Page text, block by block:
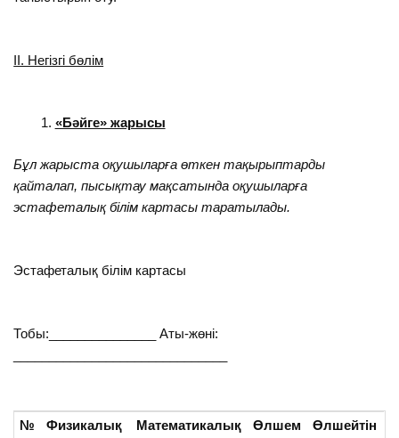
ІІ. Негізгі бөлім
«Бәйге» жарысы
Бұл жарыста оқушыларға өткен тақырыптарды
қайталап, пысықтау мақсатында оқушыларға
эстафеталық білім картасы таратылады.
Эстафеталық білім картасы
Тобы:_______________ Аты-жөні:
№
Физикалық
Математикалық
Өлшем
Өлшейтін